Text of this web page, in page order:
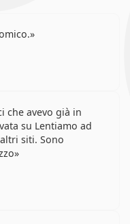
che avevo già in
su Lentiamo ad
siti. Sono